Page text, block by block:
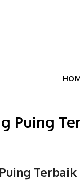
Puing